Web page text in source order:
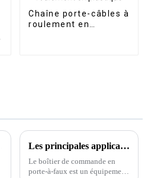
Chaîne porte-câbles à
roulement en
Les principales applications et caractéristiques des boîtiers de commande en porte-à-faux
Le boîtier de commande en
porte-à-faux est un équipement